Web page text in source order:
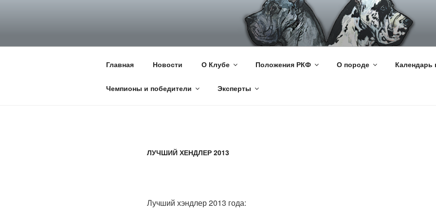
НКП НЕМЕЦКИЙ ДОГ
Официальный сайт НКП Немецкий Дог
Главная Новости О Клубе Положения РКФ О породе Календарь
Чемпионы и победители Эксперты
ЛУЧШИЙ ХЕНДЛЕР 2013
Лучший хэндлер 2013 года: